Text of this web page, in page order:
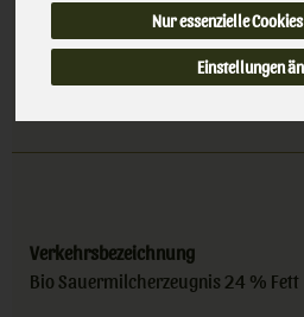
Nur essenzielle
Einstellungen
Verkehrsbezeichnung
Bio Sauermilcherzeugnis 24 % Fett